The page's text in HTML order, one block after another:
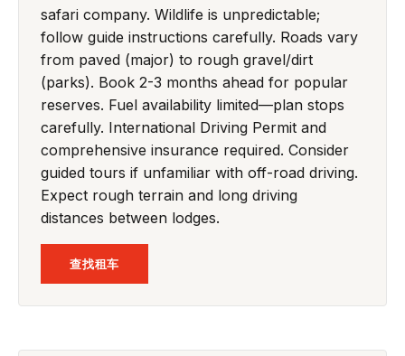
safari company. Wildlife is unpredictable;
follow guide instructions carefully. Roads vary
from paved (major) to rough gravel/dirt
(parks). Book 2-3 months ahead for popular
reserves. Fuel availability limited—plan stops
carefully. International Driving Permit and
comprehensive insurance required. Consider
guided tours if unfamiliar with off-road driving.
Expect rough terrain and long driving
distances between lodges.
查找租车